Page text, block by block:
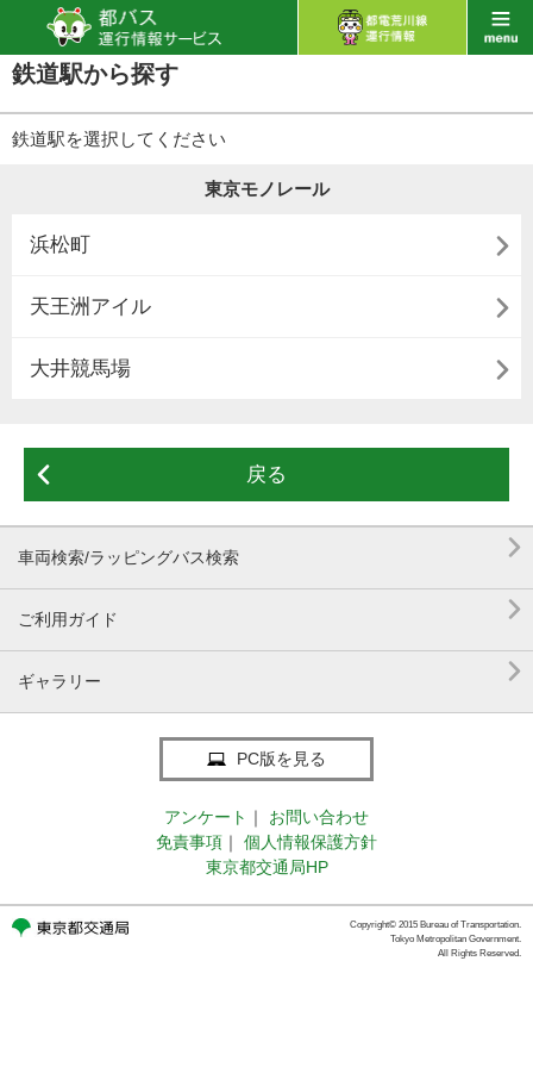
鉄道駅から探す
鉄道駅を選択してください
東京モノレール
浜松町 
天王洲アイル 
大井競馬場 
 戻る
車両検索/ラッピングバス検索 
ご利用ガイド 
ギャラリー 
PC版を見る
アンケート ｜
お問い合わせ
免責事項 ｜
個人情報保護方針
東京都交通局HP
Copyright© 2015 Bureau of Transportation.
Tokyo Metropolitan Government.
All Rights Reserved.